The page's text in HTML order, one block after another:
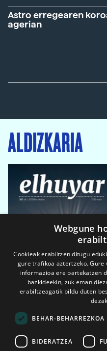
Astro erregearen
agerian
ALDIZKARIA
2026ko eka. 1a
Webgune
Cookieak erabiltzen ditugu
gure trafikoa aztertzeko.
informazioa ere partekatzen
bazkideekin, zuk eman
erabiltzeagatik bildu duten
BEHAR-BEHARREZKOA
BIDERATZEA